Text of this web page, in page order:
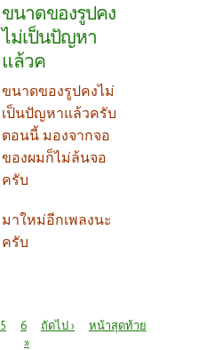
ขนาดของรูปคง
ไม่เป็นปัญหา
แล้วค
ขนาดของรูปคงไม่
เป็นปัญหาแล้วครับ
ตอนนี้ มองจากจอ
ของผมก็ไม่ล้นจอ
ครับ
มาใหม่อีกเพลงนะ
ครับ
5 6 ถัดไป ›
หน้าสุดท้าย
»